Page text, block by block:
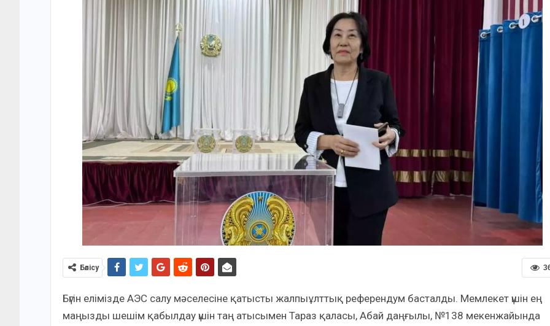
Бөлісу
Бүгін елімізде АЭС салу мәселесіне қатысты жалпыұлттық референдум басталды. Мемлекет үшін ең
маңызды шешім қабылдау үшін таң атысымен Тараз қаласы, Абай даңғылы, №138 мекенжайында